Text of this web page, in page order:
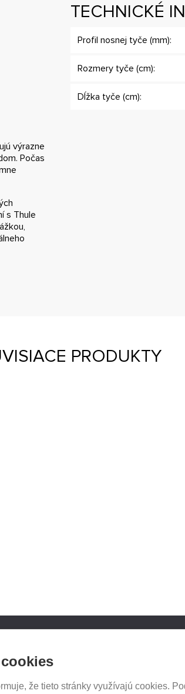
výrazne
Počas
s Thule
TECHNICKÉ
Profil nosnej tyče (mm):
Rozmery tyče (cm):
Dĺžka tyče (cm):
PRODUKTY
že tieto stránky využívajú cookies.